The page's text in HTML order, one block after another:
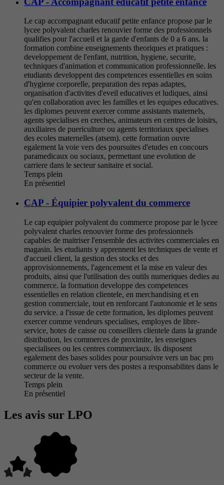
Le cap accompagnant educatif petite enfance propose par le
lycee polyvalent charles renouvier forme des professionnels
qualifies pour l'accueil et la garde d'enfants de 0 a 6 ans. la
formation combine enseignements theoriques et pratiques :
developpement de l'enfant, nutrition, hygiene, securite,
techniques d'animation et communication professionnelle. les
etudiants developpent des competences essentielles en soins
d'hygiene corporelle, preparation des repas adaptes,
organisation d'activites d'eveil educatives et ludiques, ainsi
qu'en collaboration avec les familles et les equipes educatives.
les diplomes peuvent exercer comme assistants maternels,
agents specialises en creches, animateurs en centres de loisirs,
auxiliaires de puericulture ou agents territoriaux specialises
des ecoles maternelles (atsem). cette formation ouvre
egalement la voie vers des poursuites d'etudes en concours
paramedicaux ou sociaux, permettant une evolution de
carriere dans le secteur sanitaire et social.
Temps plein
En présentiel
CAP - Équipier polyvalent du commerce
Le cap equipier polyvalent du commerce propose par le lycee
polyvalent charles renouvier forme des professionnels
capables de maitriser l'ensemble des activites commerciales en
magasin. les etudiants y apprennent les techniques de vente et
d'accueil client, la gestion des stocks et des
approvisionnements, l'agencement et la mise en valeur des
produits, ainsi que l'utilisation des outils numeriques dedies au
commerce. la formation developpe des competences
essentielles en relation clientele, en merchandising et en
gestion commerciale, tout en renforcant l'autonomie et le sens
du service. a l'issue de cette formation, les diplomes peuvent
exercer comme vendeurs specialises, employes de libre-
service, hotes de caisse ou conseillers clientele dans la grande
distribution, les commerces de proximite, les enseignes
specialisees ou les centres commerciaux. ils disposent
egalement des bases solides pour poursuivre vers un bac pro
commerce ou evoluer vers des postes a responsabilites dans le
secteur de la vente.
Temps plein
En présentiel
Les avis sur LPO